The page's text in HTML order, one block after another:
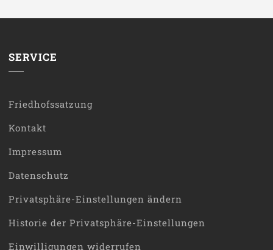
SERVICE
Friedhofssatzung
Kontakt
Impressum
Datenschutz
Privatsphäre-Einstellungen ändern
Historie der Privatsphäre-Einstellungen
Einwilligungen widerrufen